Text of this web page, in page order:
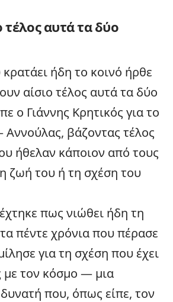
τέλος αυτά τα δύο
ήδη το κοινό ήρθε
αίσιο τέλος αυτά τα δύο
ο Γιάννης Κρητικός για το
Αννούλας, βάζοντας τέλος
ήθελαν κάποιον από τους
ζωή του ή τη σχέση του
πως νιώθει ήδη τη
πέντε χρόνια που πέρασε
για τη σχέση που έχει
με τον κόσμο — μια
που, όπως είπε, τον